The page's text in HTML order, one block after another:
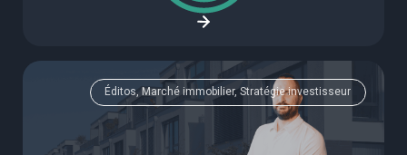
Éditos, Marché immobilier, Stratégie investisseur